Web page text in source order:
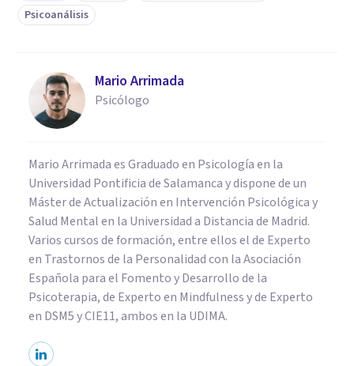
Psicoanálisis
Mario Arrimada
Psicólogo
Mario Arrimada es Graduado en Psicología en la
Universidad Pontificia de Salamanca y dispone de un
Máster de Actualización en Intervención Psicológica y
Salud Mental en la Universidad a Distancia de Madrid.
Varios cursos de formación, entre ellos el de Experto
en Trastornos de la Personalidad con la Asociación
Española para el Fomento y Desarrollo de la
Psicoterapia, de Experto en Mindfulness y de Experto
en DSM5 y CIE11, ambos en la UDIMA.